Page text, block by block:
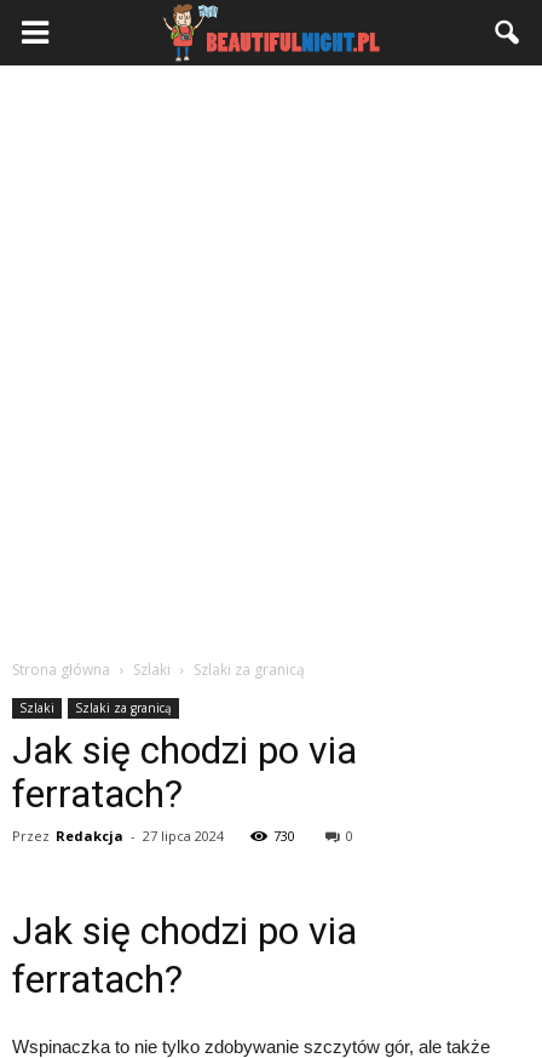
Strona główna Szlaki Szlaki za granicą
Szlaki Szlaki za granicą
Jak się chodzi po via
ferratach?
Przez Redakcja - 27 lipca 2024 730 0
Jak się chodzi po via
ferratach?
Wspinaczka to nie tylko zdobywanie szczytów gór, ale także